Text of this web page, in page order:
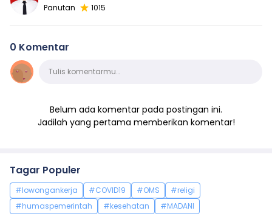
Panutan 1015
0 Komentar
KomentarTulis komentarmu…
Belum ada komentar pada postingan ini.
Jadilah yang pertama memberikan komentar!
Tagar Populer
#lowongankerja #COVID19 #OMS
#religi
#humaspemerintah
#kesehatan #MADANI